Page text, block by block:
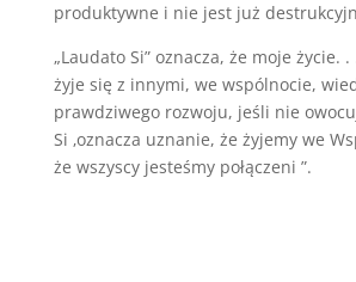
produktywne i nie jest już
„Laudato Si” oznacza, że moje życie.
żyje się z innymi, we wspólnocie,
prawdziwego rozwoju, jeśli nie
Si ‚oznacza uznanie, że żyjemy we
że wszyscy jesteśmy połączeni ”.